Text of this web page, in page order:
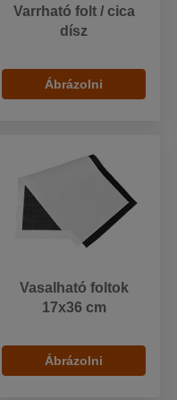
Varrható folt / cica
dísz
Ábrázolni
Vasalható foltok
17x36 cm
Ábrázolni